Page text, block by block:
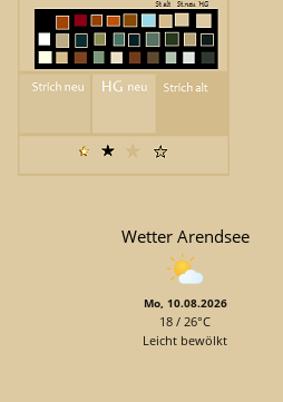
Wetter Arendsee
Mo, 10.08.2026
18 / 26°C
Leicht bewölkt